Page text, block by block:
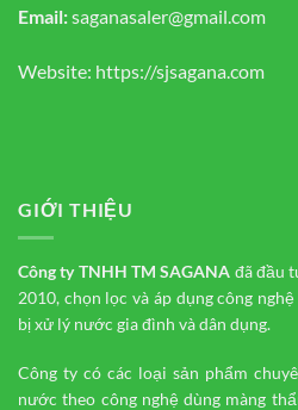
Email:saganasaler@gmail.com
Website: https://sjsagana.com
GIỚI THIỆU
Công ty TNHH TMSAGANA đã đầu
2010, chọn lọc và áp dụng công
bị xử lý nước gia đình và dân dụng.
Công ty có các loại sản phẩm
nước theo công nghệ dùng màng